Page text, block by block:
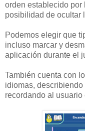
orden establecido por
posibilidad de ocultar
Podemos elegir que
incluso marcar y
aplicación durante el
También cuenta con
idiomas,
recordando al